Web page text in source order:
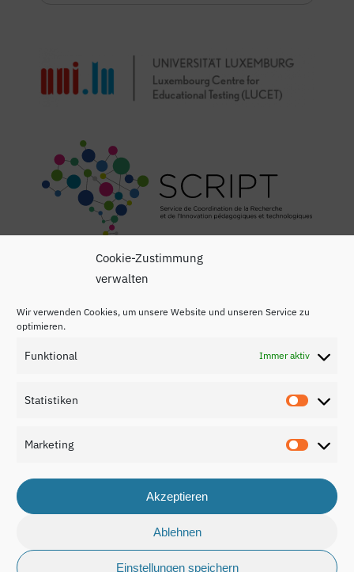
Cookie-Zustimmung
verwalten
Wir verwenden Cookies, um unsere Website und unseren Service zu
optimieren.
Funktional Immer aktiv
Statistiken
Marketing
Akzeptieren
Ablehnen
Einstellungen speichern
Datenschutzerklärung
© 2026 Nationaler Bildungsbericht Luxemburg 2024.
made by